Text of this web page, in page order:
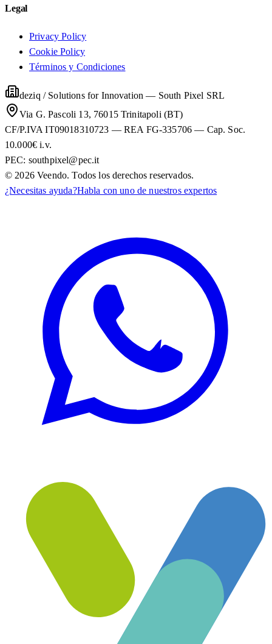
Legal
Privacy Policy
Cookie Policy
Términos y Condiciones
deziq / Solutions for Innovation — South Pixel SRL
Via G. Pascoli 13, 76015 Trinitapoli (BT)
CF/P.IVA IT09018310723 — REA FG-335706 — Cap. Soc.
10.000€ i.v.
PEC: southpixel@pec.it
© 2026 Veendo. Todos los derechos reservados.
¿Necesitas ayuda?Habla con uno de nuestros expertos